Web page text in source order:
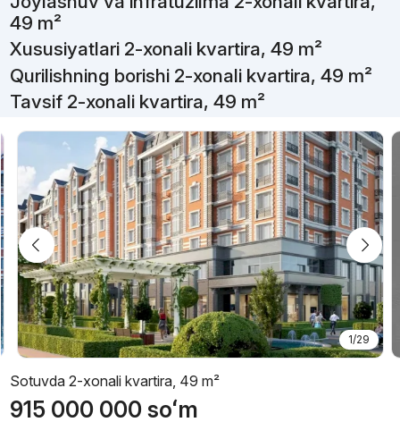
49 m²
Xususiyatlari 2-xonali kvartira, 49 m²
Qurilishning borishi 2-xonali kvartira, 49 m²
Tavsif 2-xonali kvartira, 49 m²
1/29
Sotuvda 2-xonali kvartira, 49 m²
915 000 000 soʻm